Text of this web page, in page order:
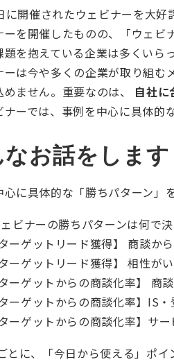
に開催されたウェビナーを大
ーを開催したものの、「ウェ
題を抱えている企業は多くいら
ーは今や多くの企業が取り組
ません。重要なのは、 自社に
ーでは、事例を中心に具体的
なお話をします
に具体的な「勝ちパターン」
ビナーの勝ちパターンは何で
ターゲットリード獲得】 商談か
ターゲットリード獲得】 相性が
ターゲットからの商談化率】 商
ターゲットからの商談化率】IS
ターゲットからの商談化率】サ
とに、「今日から使える」ポ